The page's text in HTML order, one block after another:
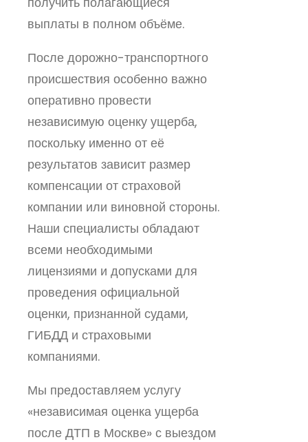
выплаты в полном объёме.
После дорожно-транспортного
происшествия особенно важно
оперативно провести
независимую оценку ущерба,
поскольку именно от её
результатов зависит размер
компенсации от страховой
компании или виновной стороны.
Наши специалисты обладают
всеми необходимыми
лицензиями и допусками для
проведения официальной
оценки, признанной судами,
ГИБДД и страховыми
компаниями.
Мы предоставляем услугу
«независимая оценка ущерба
после ДТП в Москве» с выездом